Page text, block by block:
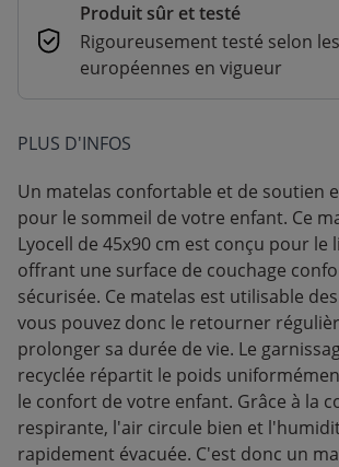
Produit sûr et testé
Rigoureusement testé selon
européennes en vigueur
PLUS D'INFOS
Un matelas confortable et de soutien
pour le sommeil de votre enfant. Ce
Lyocell de 45x90 cm est conçu pour le
offrant une surface de couchage
sécurisée. Ce matelas est utilisable
vous pouvez donc le retourner
prolonger sa durée de vie. Le
recyclée répartit le poids
le confort de votre enfant. Grâce à la
respirante, l'air circule bien et
rapidement évacuée. C'est donc un